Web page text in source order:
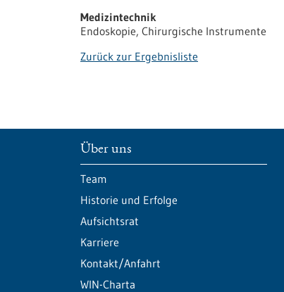
Medizintechnik
Endoskopie, Chirurgische Instrumente
Zurück zur Ergebnisliste
Über uns
Team
Historie und Erfolge
Aufsichtsrat
Karriere
Kontakt/Anfahrt
WIN-Charta